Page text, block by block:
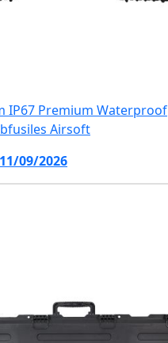
IP67 Premium Waterproof
Airsoft
09/2026